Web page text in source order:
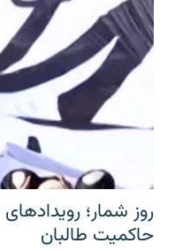
روز شمار؛
حاکمیت طالبان